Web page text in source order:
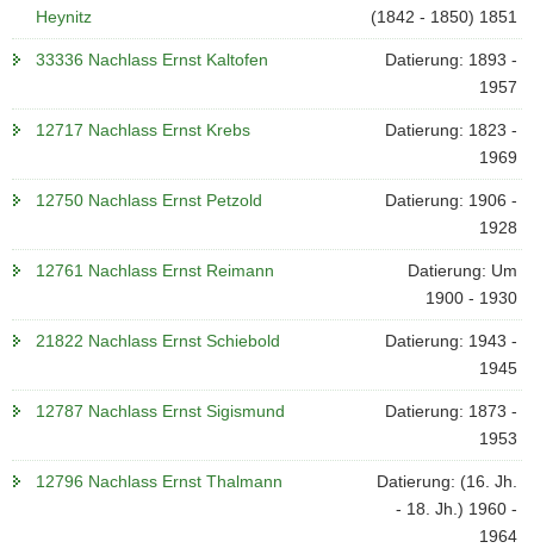
Heynitz
(1842 - 1850) 1851
33336 Nachlass Ernst Kaltofen
Datierung: 1893 -
1957
12717 Nachlass Ernst Krebs
Datierung: 1823 -
1969
12750 Nachlass Ernst Petzold
Datierung: 1906 -
1928
12761 Nachlass Ernst Reimann
Datierung: Um
1900 - 1930
21822 Nachlass Ernst Schiebold
Datierung: 1943 -
1945
12787 Nachlass Ernst Sigismund
Datierung: 1873 -
1953
12796 Nachlass Ernst Thalmann
Datierung: (16. Jh.
- 18. Jh.) 1960 -
1964